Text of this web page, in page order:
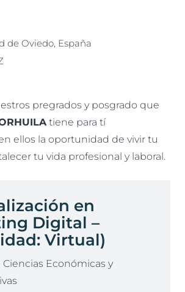
de Oviedo, España
pregrados y posgrado que
tiene para tí
ellos la oportunidad de vivir tu
tu vida profesional y laboral.
en
Digital –
Virtual)
Económicas y